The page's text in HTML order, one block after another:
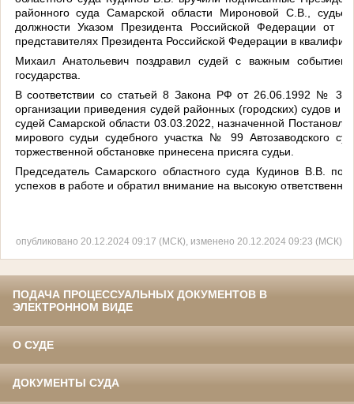
районного суда Самарской области Мироновой С.В.,
должности Указом Президента Российской Федерации
представителях Президента Российской Федерации в
Михаил Анатольевич поздравил судей с важным
государства.
В соответствии со статьей 8 Закона РФ от 26.06.1992 №
организации приведения судей районных (городских) судов
судей Самарской области 03.03.2022, назначенной
мирового судьи судебного участка № 99 Автозаводского
торжественной обстановке принесена присяга судьи.
Председатель Самарского областного суда Кудинов В.В.
успехов в работе и обратил внимание на высокую
опубликовано 20.12.2024 09:17 (МСК), изменено 20.12.2024 09:23 (МСК)
ПОДАЧА ПРОЦЕССУАЛЬНЫХ ДОКУМЕНТОВ В
ЭЛЕКТРОННОМ ВИДЕ
О СУДЕ
ДОКУМЕНТЫ СУДА